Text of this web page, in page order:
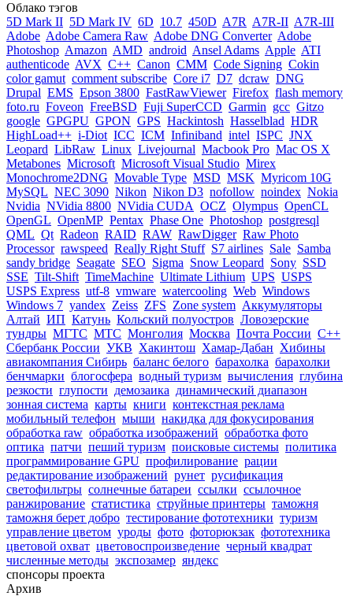
Облако тэгов
5D Mark II 5D Mark IV 6D 10.7 450D A7R A7R-II A7R-III
Adobe Adobe Camera Raw Adobe DNG Converter Adobe
Photoshop Amazon AMD android Ansel Adams Apple ATI
authenticode AVX C++ Canon CMM Code Signing Cokin
color gamut comment subscribe Core i7 D7 dcraw DNG
Drupal EMS Epson 3800 FastRawViewer Firefox flash memory
foto.ru Foveon FreeBSD Fuji SuperCCD Garmin gcc Gitzo
google GPGPU GPON GPS Hackintosh Hasselblad HDR
HighLoad++ i-Diot ICC ICM Infiniband intel ISPC JNX
Leopard LibRaw Linux Livejournal Macbook Pro Mac OS X
Metabones Microsoft Microsoft Visual Studio Mirex
Monochrome2DNG Movable Type MSD MSK Myricom 10G
MySQL NEC 3090 Nikon Nikon D3 nofollow noindex Nokia
Nvidia NVidia 8800 NVidia CUDA OCZ Olympus OpenCL
OpenGL OpenMP Pentax Phase One Photoshop postgresql
QML Qt Radeon RAID RAW RawDigger Raw Photo
Processor rawspeed Really Right Stuff S7 airlines Sale Samba
sandy bridge Seagate SEO Sigma Snow Leopard Sony SSD
SSE Tilt-Shift TimeMachine Ultimate Lithium UPS USPS
USPS Express utf-8 vmware watercooling Web Windows
Windows 7 yandex Zeiss ZFS Zone system Аккумуляторы
Алтай ИП Катунь Кольский полуостров Ловозерские
тундры МГТС МТС Монголия Москва Почта России С++
Сбербанк России УКВ Хакинтош Хамар-Дабан Хибины
авиакомпания Сибирь баланс белого барахолка барахолки
бенчмарки блогосфера водный туризм вычисления глубина
резкости глупости демозаика динамический диапазон
зонная система карты книги контекстная реклама
мобильный телефон мыши накидка для фокусирования
обработка raw обработка изображений обработка фото
оптика патчи пеший туризм поисковые системы политика
программирование GPU профилирование рации
редактирование изображений рунет русификация
светофильтры солнечные батареи ссылки ссылочное
ранжирование статистика струйные принтеры таможня
таможня берет добро тестирование фототехники туризм
управление цветом уроды фото фоторюкзак фототехника
цветовой охват цветовоспроизведение черный квадрат
численные методы экспозамер яндекс
спонсоры проекта
Архив